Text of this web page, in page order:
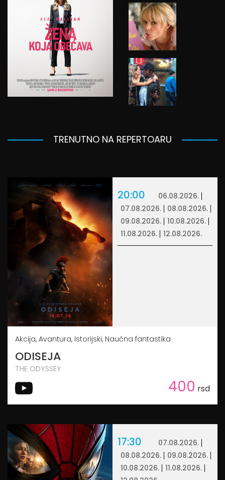
TRENUTNO NA REPERTOARU
20:00
06.08.2026.
07.08.2026.
08.08.2026.
09.08.2026.
10.08.2026.
11.08.2026.
12.08.2026.
Akcija, Avantura, Istorijski, Naučna fantastika
ODISEJA
THE ODYSSEY
400 rsd
17:30
07.08.2026.
08.08.2026.
09.08.2026.
10.08.2026.
11.08.2026.